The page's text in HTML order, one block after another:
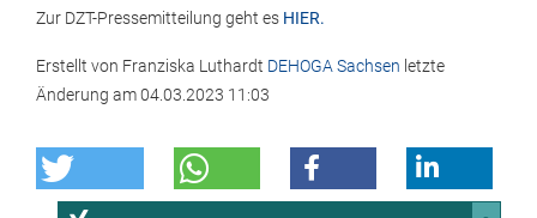
Zur DZT-Pressemitteilung geht es HIER.
Erstellt von Franziska Luthardt DEHOGA Sachsen letzte
Änderung am04.03.2023 11:03